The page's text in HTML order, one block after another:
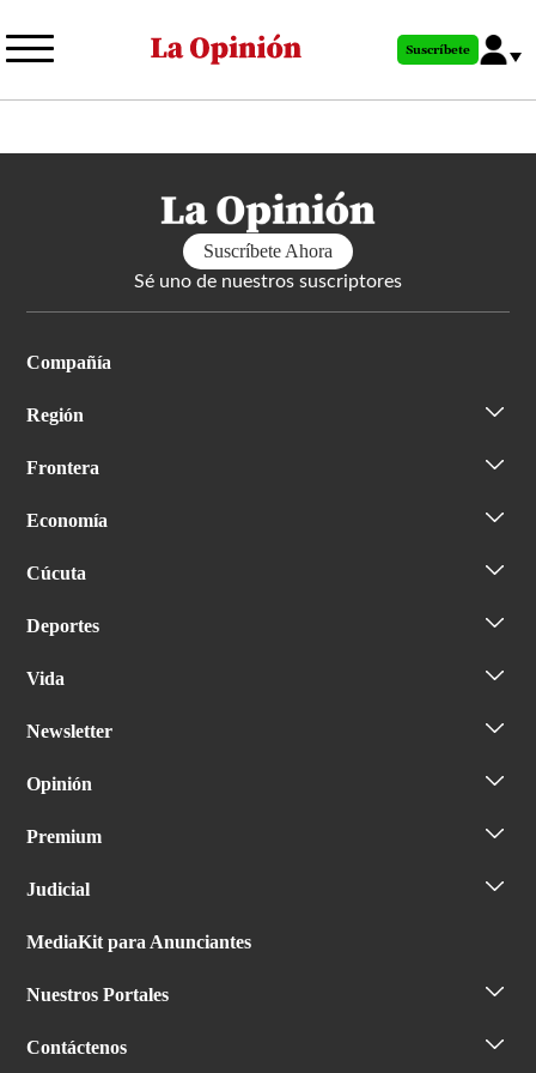
al
principal
Suscríbete
Suscríbete Ahora
Sé uno de nuestros suscriptores
Compañía
Región
Frontera
Economía
Cúcuta
Deportes
Vida
Newsletter
Opinión
Premium
Judicial
MediaKit para Anunciantes
Nuestros Portales
Contáctenos